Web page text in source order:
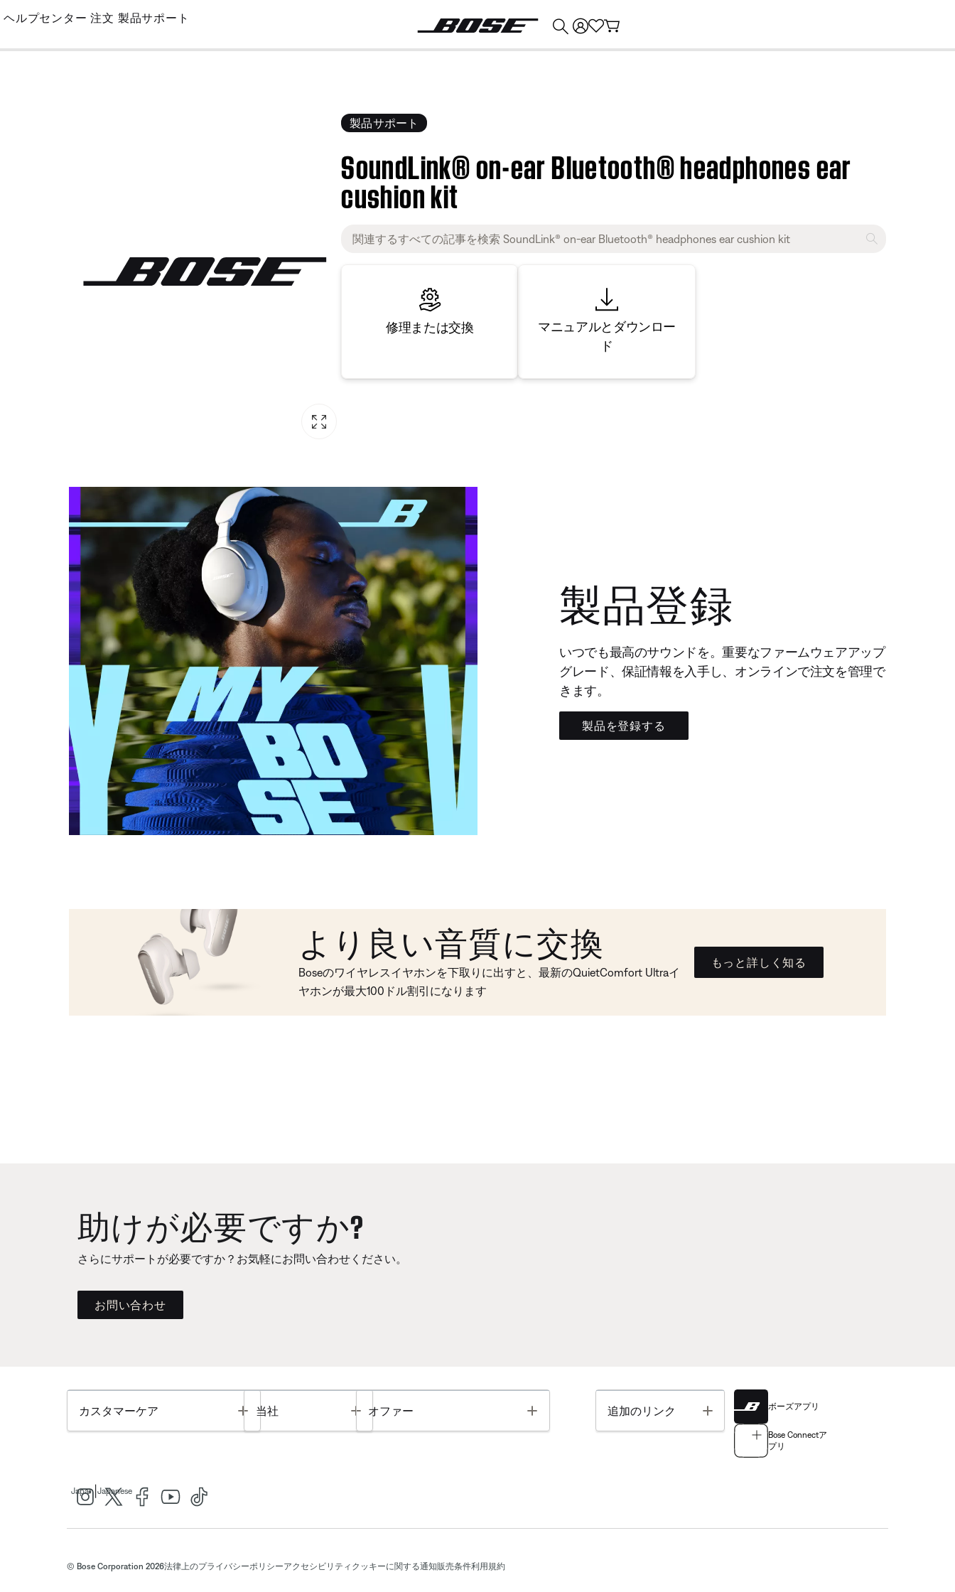
Skip
Main
ヘルプセンター 注文 製品サポート
製品サポート
SoundLink® on-ear Bluetooth® headphones ear
cushion kit
修理または交換
マニュアルとダウンロー
ド
製品登録
いつでも最高のサウンドを。重要なファームウェアアップ
グレード、保証情報を入手し、オンラインで注文を管理で
きます。
製品を登録する
より良い音質に交換
Boseのワイヤレスイヤホンを下取りに出すと、最新のQuietComfort Ultraイ
ヤホンが最大100ドル割引になります
もっと詳しく知る
助けが必要ですか?
さらにサポートが必要ですか？お気軽にお問い合わせください。
お問い合わせ
カスタマーケア Toggle
当社 Toggle
オファー Toggle 追加のリンク Toggle ボーズアプリ
Bose Connectア
プリ
Japan Japanese
© Bose Corporation 2026法律上のプライバシーポリシーアクセシビリティ クッキーに関する通知販売条件利用規約